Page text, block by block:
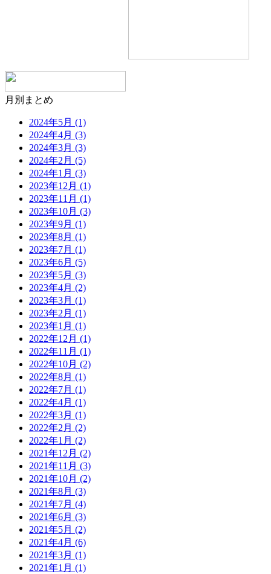
月別まとめ
2024年5月 (1)
2024年4月 (3)
2024年3月 (3)
2024年2月 (5)
2024年1月 (3)
2023年12月 (1)
2023年11月 (1)
2023年10月 (3)
2023年9月 (1)
2023年8月 (1)
2023年7月 (1)
2023年6月 (5)
2023年5月 (3)
2023年4月 (2)
2023年3月 (1)
2023年2月 (1)
2023年1月 (1)
2022年12月 (1)
2022年11月 (1)
2022年10月 (2)
2022年8月 (1)
2022年7月 (1)
2022年4月 (1)
2022年3月 (1)
2022年2月 (2)
2022年1月 (2)
2021年12月 (2)
2021年11月 (3)
2021年10月 (2)
2021年8月 (3)
2021年7月 (4)
2021年6月 (3)
2021年5月 (2)
2021年4月 (6)
2021年3月 (1)
2021年1月 (1)